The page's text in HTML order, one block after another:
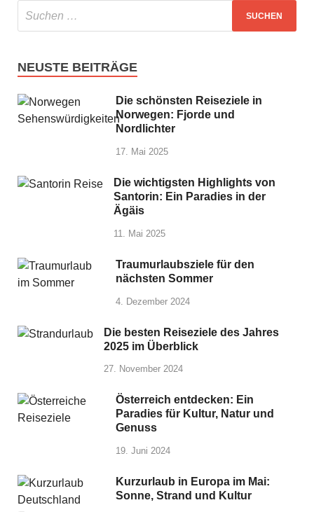
NEUSTE BEITRÄGE
Die schönsten Reiseziele in
Norwegen: Fjorde und
Nordlichter
17. Mai 2025
Die wichtigsten Highlights von
Santorin: Ein Paradies in der
Ägäis
11. Mai 2025
Traumurlaubsziele für den
nächsten Sommer
4. Dezember 2024
Die besten Reiseziele des Jahres
2025 im Überblick
27. November 2024
Österreich entdecken: Ein
Paradies für Kultur, Natur und
Genuss
19. Juni 2024
Kurzurlaub in Europa im Mai:
Sonne, Strand und Kultur